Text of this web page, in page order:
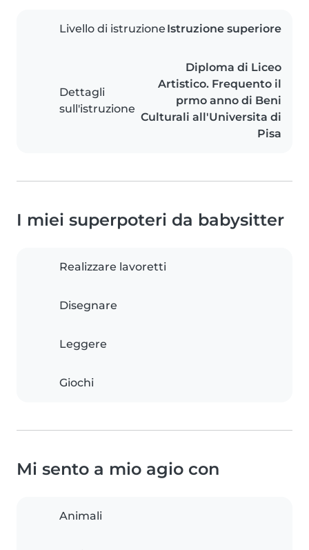
Livello di istruzione Istruzione superiore
Dettagli
sull'istruzione
Diploma di Liceo
Artistico. Frequento il
prmo anno di Beni
Culturali all'Universita di
Pisa
I miei superpoteri da babysitter
Realizzare lavoretti
Disegnare
Leggere
Giochi
Mi sento a mio agio con
Animali